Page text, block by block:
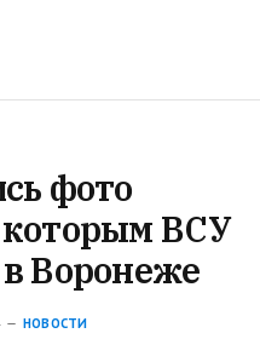
фото
ВСУ
Воронеже
НОВОСТИ